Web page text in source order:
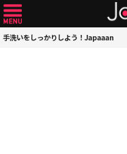
手洗いをしっかりしよう！Japaaan